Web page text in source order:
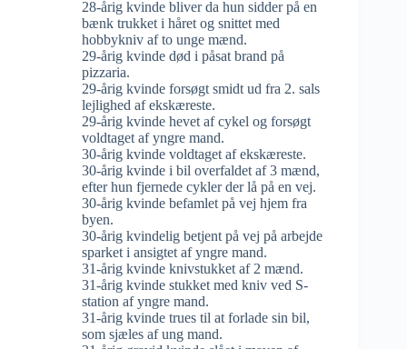
28-årig kvinde bliver da hun sidder på en
bænk trukket i håret og snittet med
hobbykniv af to unge mænd.
29-årig kvinde død i påsat brand på
pizzaria.
29-årig kvinde forsøgt smidt ud fra 2. sals
lejlighed af ekskæreste.
29-årig kvinde hevet af cykel og forsøgt
voldtaget af yngre mand.
30-årig kvinde voldtaget af ekskæreste.
30-årig kvinde i bil overfaldet af 3 mænd,
efter hun fjernede cykler der lå på en vej.
30-årig kvinde befamlet på vej hjem fra
byen.
30-årig kvindelig betjent på vej på arbejde
sparket i ansigtet af yngre mand.
31-årig kvinde knivstukket af 2 mænd.
31-årig kvinde stukket med kniv ved S-
station af yngre mand.
31-årig kvinde trues til at forlade sin bil,
som sjæles af ung mand.